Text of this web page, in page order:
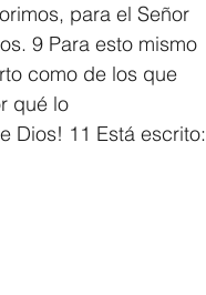
para el Señor
9 Para esto mismo
como de los que
qué lo
Dios! 11 Está escrito: